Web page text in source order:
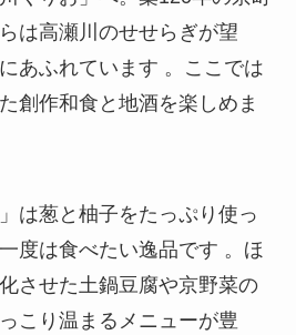
は高瀬川のせせらぎが望
あふれています 。ここでは
創作和食と地酒を楽しめま
は葱と柚子をたっぷり使っ
度は食べたい逸品です 。ほ
させた土鍋豆腐や京野菜の
こり温まるメニューが豊